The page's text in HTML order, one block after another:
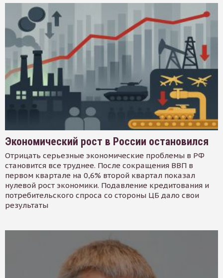
Экономический рост в России остановился
Отрицать серьезные экономические проблемы в РФ
становится все труднее. После сокращения ВВП в
первом квартале на 0,6% второй квартал показал
нулевой рост экономики. Подавление кредитования и
потребительского спроса со стороны ЦБ дало свои
результаты